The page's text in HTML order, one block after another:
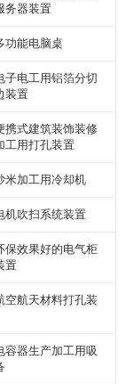
务器装置
功能电脑桌
子电工用铝箔分切
装置
携式建筑装饰装修
工用打孔装置
米加工用冷却机
机吹扫系统装置
保效果好的电气柜
置
空航天材料打孔装
容器生产加工用吸